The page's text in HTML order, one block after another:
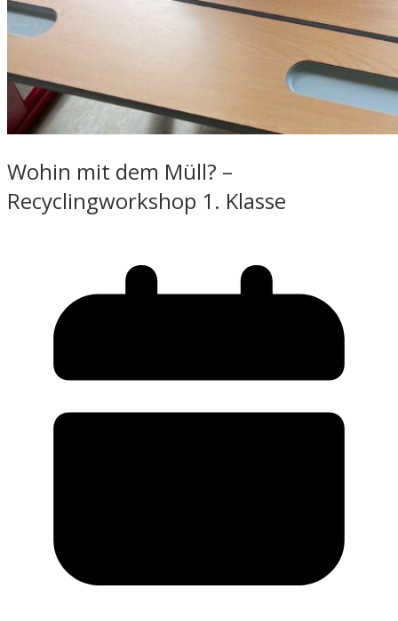
Wohin mit dem Müll? –
Recyclingworkshop 1. Klasse